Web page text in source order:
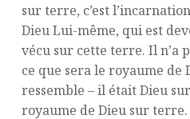
sur terre, c’est
Dieu Lui-même, qui est
vécu sur cette terre. Il n’a
ce que sera le royaume de
ressemble – il était Dieu
royaume de Dieu sur